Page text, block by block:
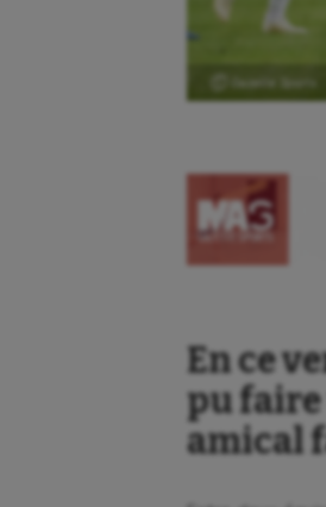
En ce
pu faire
amical